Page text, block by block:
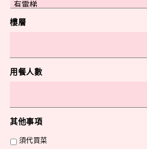
樓層
用餐人數
其他事項
須代買菜